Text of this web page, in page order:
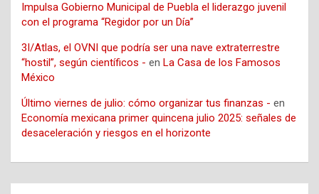
Impulsa Gobierno Municipal de Puebla el liderazgo juvenil
con el programa “Regidor por un Día”
3I/Atlas, el OVNI que podría ser una nave extraterrestre
“hostil”, según científicos - en La Casa de los Famosos
México
Último viernes de julio: cómo organizar tus finanzas - en
Economía mexicana primer quincena julio 2025: señales de
desaceleración y riesgos en el horizonte